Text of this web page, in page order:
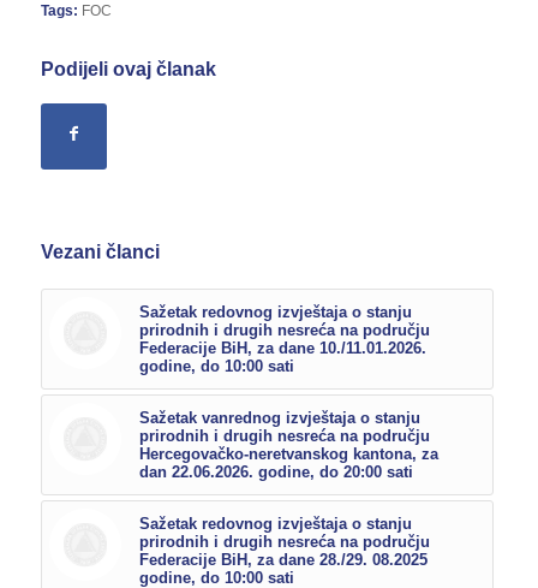
Tags: FOC
Podijeli ovaj članak
Vezani članci
Sažetak redovnog izvještaja o stanju
prirodnih i drugih nesreća na području
Federacije BiH, za dane 10./11.01.2026.
godine, do 10:00 sati
Sažetak vanrednog izvještaja o stanju
prirodnih i drugih nesreća na području
Hercegovačko-neretvanskog kantona, za
dan 22.06.2026. godine, do 20:00 sati
Sažetak redovnog izvještaja o stanju
prirodnih i drugih nesreća na području
Federacije BiH, za dane 28./29. 08.2025
godine, do 10:00 sati